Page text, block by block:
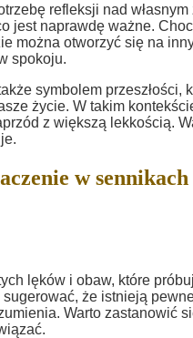
refleksji nad
jest naprawdę ważne.
można otworzyć się na
spokoju.
symbolem przeszłości,
życie. W takim
z większą lekkością.
w sennikach
lęków i obaw, które
że istnieją
Warto zastanowić